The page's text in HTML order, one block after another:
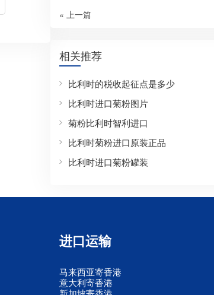
« 上一篇
相关推荐
比利时的税收起征点是多少
比利时进口菊粉图片
菊粉比利时智利进口
比利时菊粉进口原装正品
比利时进口菊粉罐装
进口运输
马来西亚寄香港
意大利寄香港